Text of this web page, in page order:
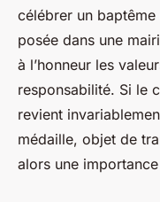
célébrer un
posée dans une
à l’honneur les
responsabilité. Si le
revient
médaille, objet de
alors une